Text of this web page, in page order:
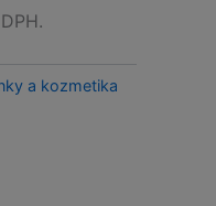
a kozmetika